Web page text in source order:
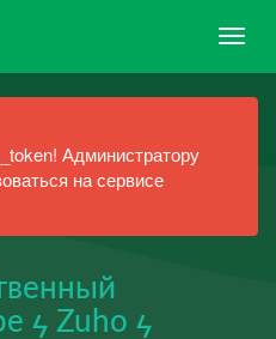
Администратору
на сервисе
ϟ Zuho ϟ